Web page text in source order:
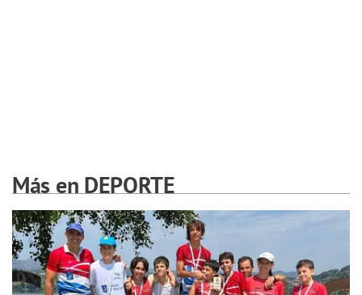
Más en DEPORTE